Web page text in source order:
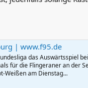
| www.f95.de
das Auswärtsspiel
für die Flingeraner an der
Weißen am Dienstag...